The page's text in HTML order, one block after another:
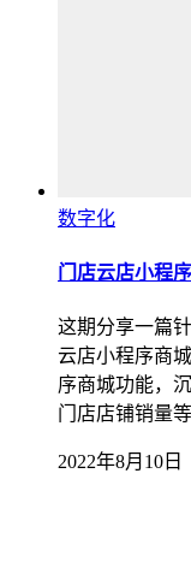
数字化
门店云店小程
这期分享一篇
云店小程序商
序商城功能，
门店店铺销量
2022年8月10日